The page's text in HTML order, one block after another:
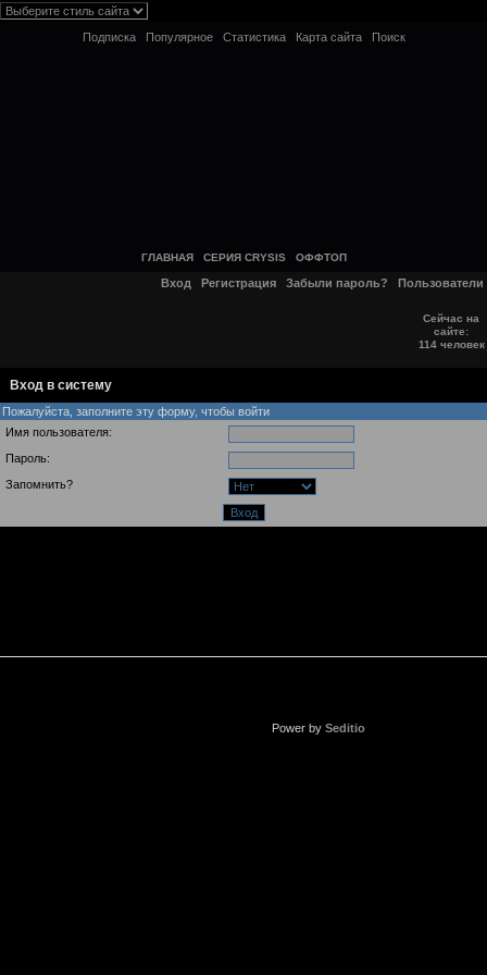
Подписка Популярное Статистика Карта сайта Поиск
ГЛАВНАЯ СЕРИЯ CRYSIS ОФФТОП
Вход Регистрация Забыли пароль? Пользователи
Сейчас на
сайте:
114 человек
Вход в систему
Пожалуйста, заполните эту форму, чтобы войти
Имя пользователя:
Пароль:
Запомнить?
Power by Seditio